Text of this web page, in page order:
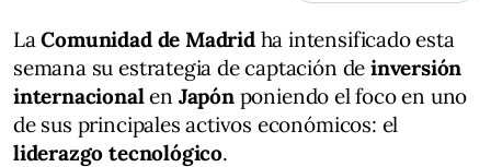
La Comunidad de Madridha intensificado esta
semana su estrategia de captación de inversión
internacionalen Japónponiendo el foco en uno
de sus principales activos económicos: el
liderazgo tecnológico.